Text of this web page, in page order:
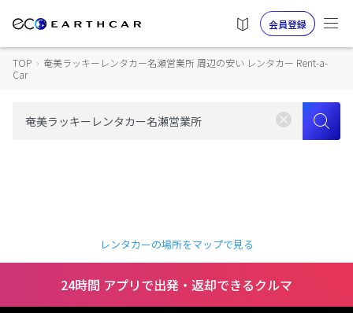
会員登録
TOP › 奄美ラッキーレンタカー名瀬営業所 周辺の安い レンタカー Rent-a-
Car
レンタカーの場所をマップで見る
24時間 アプリで出発・返却できるクルマ